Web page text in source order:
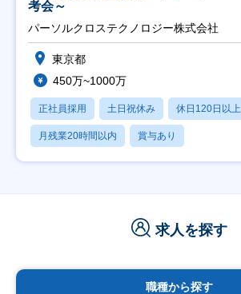
考会～
パーソルクロステクノロジー株式会社
東京都
450万~1000万
正社員採用 土日祝休み 休日120日以上
月残業20時間以内 賞与あり
求人を探す
職種から探す